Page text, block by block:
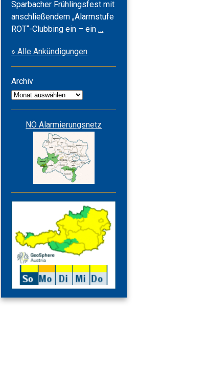
Sparbacher Frühlingsfest mit
anschließendem „Alarmstufe
ROT“-Clubbing ein – ein…
Alarmstufe
» Alle Ankündigungen
Archiv
Archiv
NÖ Alarmierungsnetz